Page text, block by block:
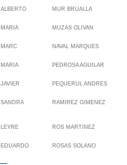
ALBERTO MUR BRUALLA
MARIA MUZAS OLIVAN
MARC NAVAL MARQUES
MARIA PEDROSA AGUILAR
JAVIER PEQUERUL ANDRES
SANDRA RAMIREZ GIMENEZ
LEYRE ROS MARTINEZ
EDUARDO ROSAS SOLANO